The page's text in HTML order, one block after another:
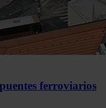
ferroviarios